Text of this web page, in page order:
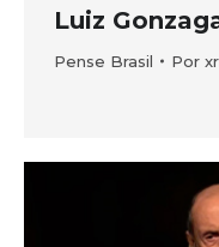
Luiz
Pense Brasil Por